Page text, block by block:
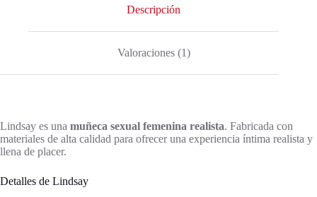
Descripción
Valoraciones (1)
Lindsay es una muñeca sexual femenina realista. Fabricada con
materiales de alta calidad para ofrecer una experiencia íntima realista y
llena de placer.
Detalles de Lindsay